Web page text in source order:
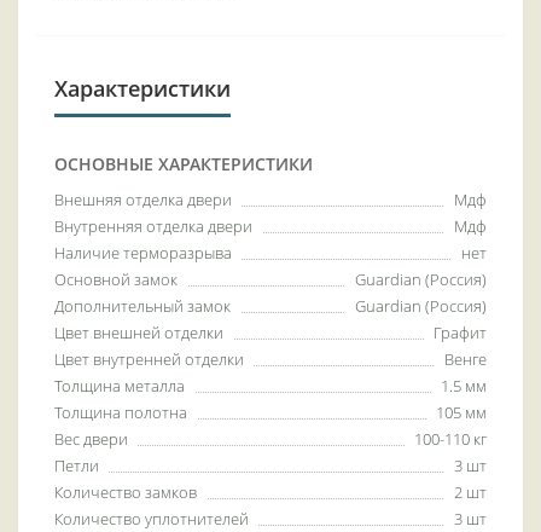
Характеристики
ОСНОВНЫЕ ХАРАКТЕРИСТИКИ
Внешняя отделка двери
Мдф
Внутренняя отделка двери
Мдф
Наличие терморазрыва
нет
Основной замок
Guardian (Россия)
Дополнительный замок
Guardian (Россия)
Цвет внешней отделки
Графит
Цвет внутренней отделки
Венге
Толщина металла
1.5 мм
Толщина полотна
105 мм
Вес двери
100-110 кг
Петли
3 шт
Количество замков
2 шт
Количество уплотнителей
3 шт